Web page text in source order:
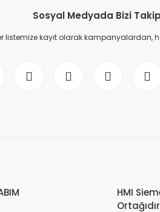
Sosyal Medyada Bizi
listemize kayıt olarak kampanyalardan,
HMI